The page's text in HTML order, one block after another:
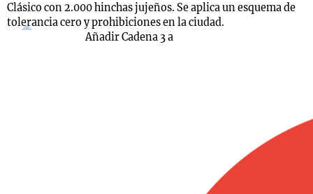
Clásico con 2.000 hinchas jujeños. Se aplica un esquema de
tolerancia cero y prohibiciones en la ciudad.
Añadir Cadena 3 a